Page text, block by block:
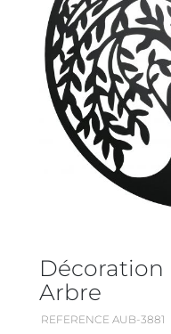
Arbre
REFERENCE AUB-3881